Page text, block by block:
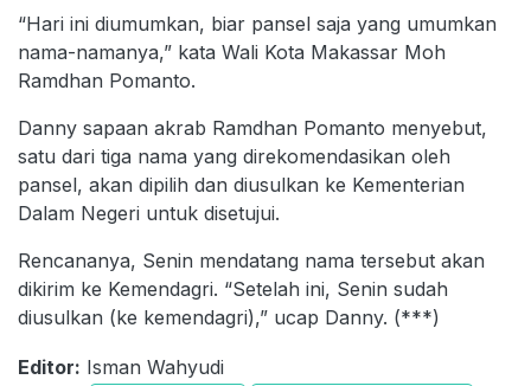
“Hari ini diumumkan, biar pansel saja yang umumkan
nama-namanya,” kata Wali Kota Makassar Moh
Ramdhan Pomanto.
Danny sapaan akrab Ramdhan Pomanto menyebut,
satu dari tiga nama yang direkomendasikan oleh
pansel, akan dipilih dan diusulkan ke Kementerian
Dalam Negeri untuk disetujui.
Rencananya, Senin mendatang nama tersebut akan
dikirim ke Kemendagri. “Setelah ini, Senin sudah
diusulkan (ke kemendagri),” ucap Danny. (***)
Editor: Isman Wahyudi